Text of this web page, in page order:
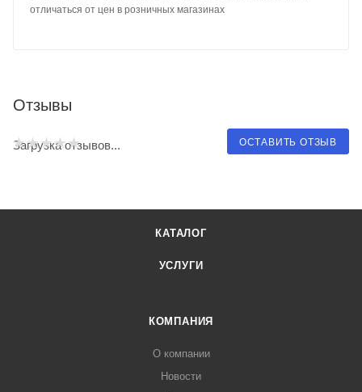
отличаться от цен в розничных магазинах
Отзывы
ОСТАВИТЬ ОТЗЫВ
Загрузка отзывов...
КАТАЛОГ
УСЛУГИ
КОМПАНИЯ
О компании
Новости